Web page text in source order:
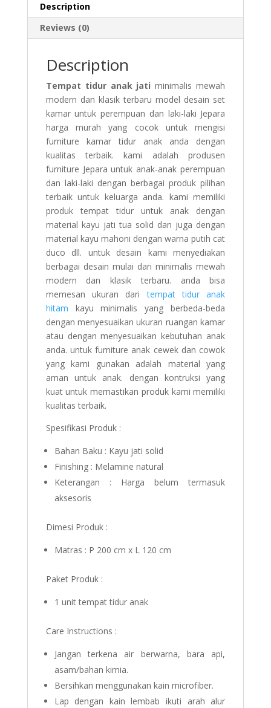
Description
Reviews (0)
Description
Tempat tidur anak jati minimalis mewah
modern dan klasik terbaru model desain set
kamar untuk perempuan dan laki-laki Jepara
harga murah yang cocok untuk mengisi
furniture kamar tidur anak anda dengan
kualitas terbaik. kami adalah produsen
furniture Jepara untuk anak-anak perempuan
dan laki-laki dengan berbagai produk pilihan
terbaik untuk keluarga anda. kami memiliki
produk tempat tidur untuk anak dengan
material kayu jati tua solid dan juga dengan
material kayu mahoni dengan warna putih cat
duco dll. untuk desain kami menyediakan
berbagai desain mulai dari minimalis mewah
modern dan klasik terbaru. anda bisa
memesan ukuran daritempat tidur anak
hitam kayu minimalis yang berbeda-beda
dengan menyesuaikan ukuran ruangan kamar
atau dengan menyesuaikan kebutuhan anak
anda. untuk furniture anak cewek dan cowok
yang kami gunakan adalah material yang
aman untuk anak. dengan kontruksi yang
kuat untuk memastikan produk kami memiliki
kualitas terbaik.
Spesifikasi Produk :
Bahan Baku : Kayu jati solid
Finishing : Melamine natural
Keterangan : Harga belum termasuk
aksesoris
Dimesi Produk :
Matras : P 200 cm x L 120 cm
Paket Produk :
1 unit tempat tidur anak
Care Instructions :
Jangan terkena air berwarna, bara api,
asam/bahan kimia.
Bersihkan menggunakan kain microfiber.
Lap dengan kain lembab ikuti arah alur